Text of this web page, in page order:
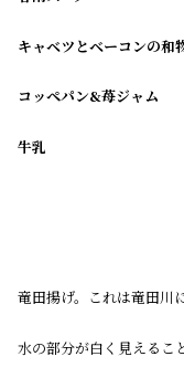
キャベツとベーコンの和
コッペパン&苺ジャム
牛乳
竜田揚げ。これは竜田川
水の部分が白く見えるこ